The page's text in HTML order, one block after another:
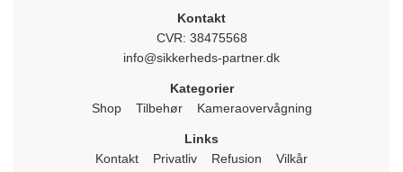
Kontakt
CVR: 38475568
info@sikkerheds-partner.dk
Kategorier
Shop
Tilbehør Kameraovervågning
Links
Kontakt
Privatliv Refusion Vilkår